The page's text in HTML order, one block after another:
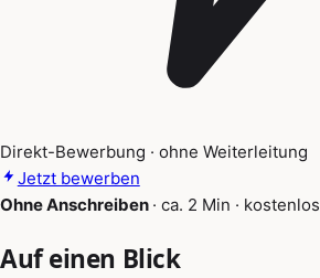
Direkt-Bewerbung · ohne Weiterleitung
Jetzt bewerben
Ohne Anschreiben · ca. 2 Min · kostenlos
Auf einen Blick